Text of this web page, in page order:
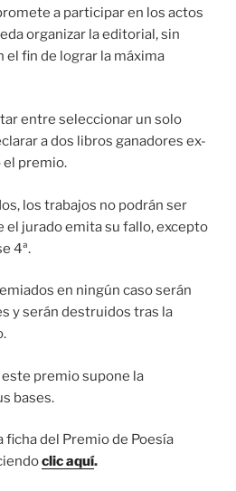
a participar en los actos
organizar la editorial, sin
el fin de lograr la máxima
entre seleccionar un solo
a dos libros ganadores ex-
el premio.
los trabajos no podrán ser
el jurado emita su fallo, excepto
4ª.
en ningún caso serán
y serán destruidos tras la
premio supone la
bases.
ficha del Premio de Poesía
clic aquí.